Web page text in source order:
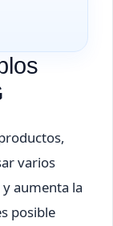
varios
aumenta la
posible